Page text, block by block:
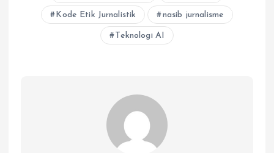
A o r
a
d
s
i
e Kode Etik Jurnalistik nasib jurnalisme
Teknologi AI